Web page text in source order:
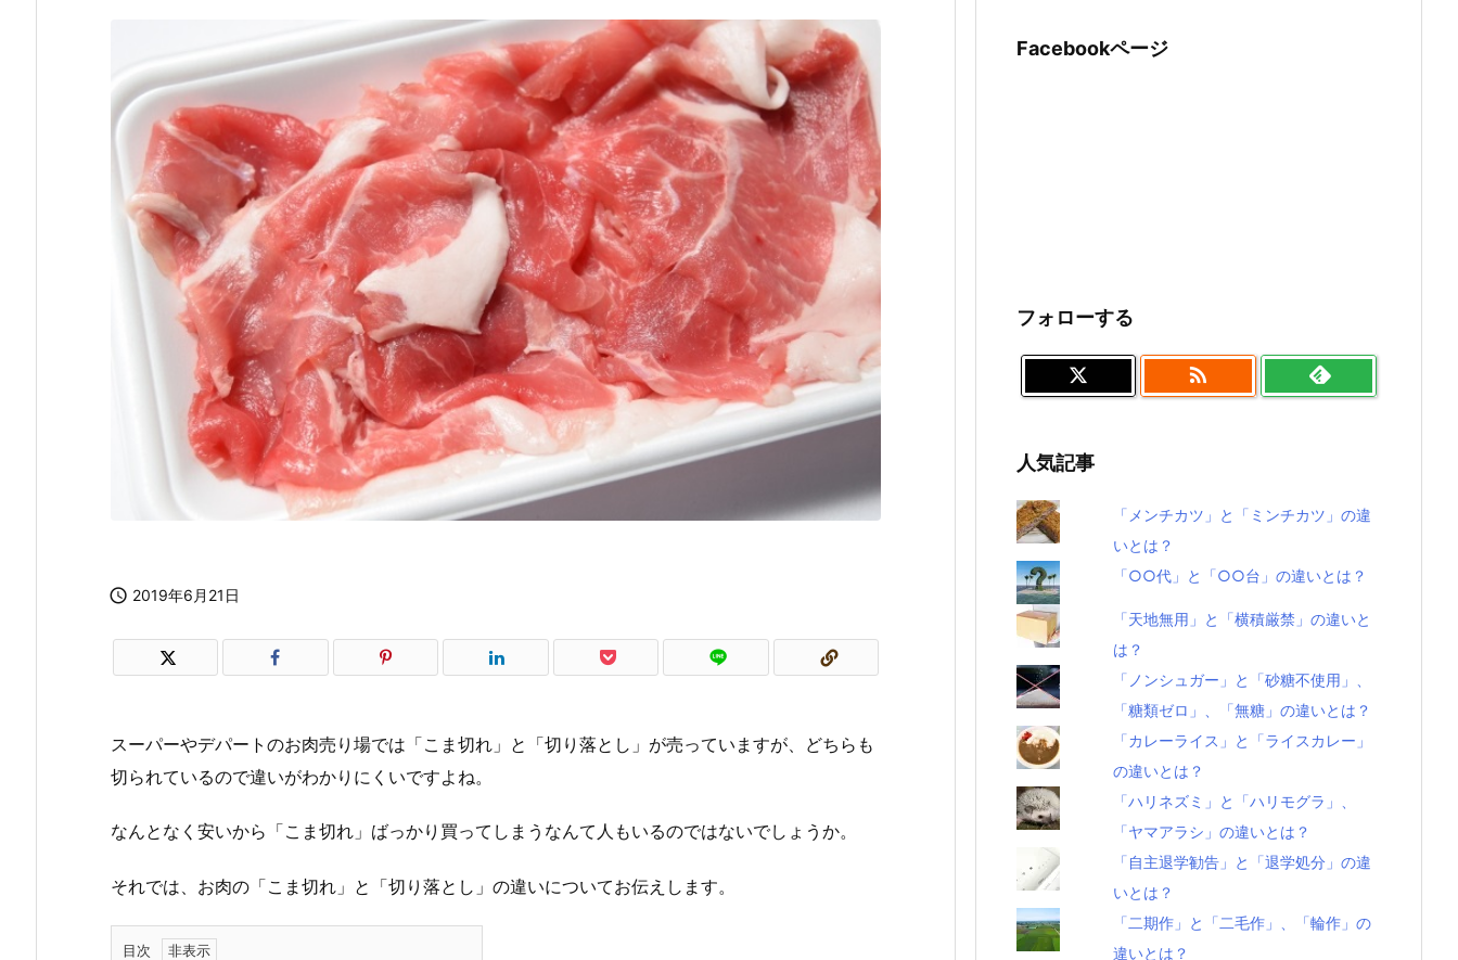
 2019年6月21日
スーパーやデパートのお肉売り場では「こま切れ」と「切り落とし」が売っていますが、どちらも
切られているので違いがわかりにくいですよね。
なんとなく安いから「こま切れ」ばっかり買ってしまうなんて人もいるのではないでしょうか。
それでは、お肉の「こま切れ」と「切り落とし」の違いについてお伝えします。
目次
Facebookページ
フォローする

人気記事
「メンチカツ」と「ミンチカツ」の違
いとは？
「○○代」と「○○台」の違いとは？
「天地無用」と「横積厳禁」の違いと
は？
「ノンシュガー」と「砂糖不使用」、
「糖類ゼロ」、「無糖」の違いとは？
「カレーライス」と「ライスカレー」
の違いとは？
「ハリネズミ」と「ハリモグラ」、
「ヤマアラシ」の違いとは？
「自主退学勧告」と「退学処分」の違
いとは？
「二期作」と「二毛作」、「輪作」の
違いとは？